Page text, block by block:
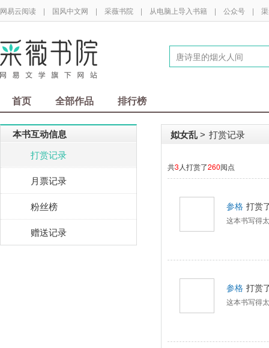
网易云阅读 | 国风中文网 | 采薇书院 | 从电脑上导入书籍 | 公众号 |
首页 全部作品 排行榜
本书互动信息
打赏记录
月票记录
粉丝榜
赠送记录
姒女乱 > 打赏记录
共3 人打赏了260阅点
参格 打赏
这本书写得
参格 打赏
这本书写得